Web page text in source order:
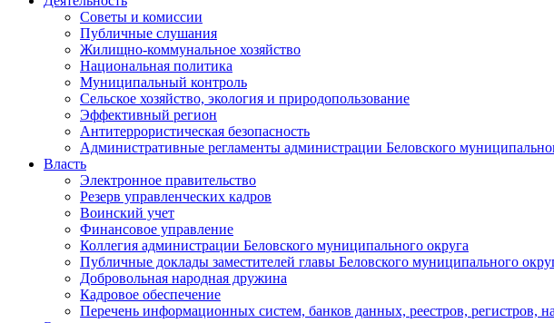
Советы и комиссии
Публичные слушания
Жилищно-коммунальное хозяйство
Национальная политика
Муниципальный контроль
Сельское хозяйство, экология и природопользование
Эффективный регион
Антитеррористическая безопасность
Административные регламенты администрации Беловского
Власть
Электронное правительство
Резерв управленческих кадров
Воинский учет
Финансовое управление
Коллегия администрации Беловского муниципального округа
Публичные доклады заместителей главы Беловского муниципального
Добровольная народная дружина
Кадровое обеспечение
Перечень информационных систем, банков данных, реестров, регистров,